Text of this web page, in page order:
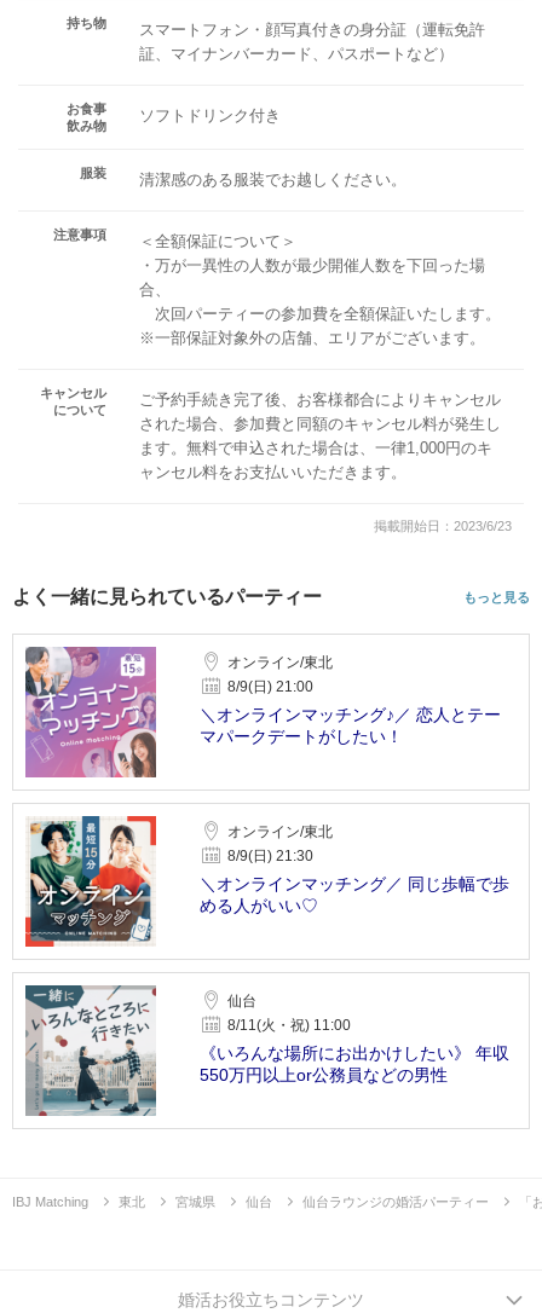
持ち物
スマートフォン・顔写真付きの身分証（運転免許
証、マイナンバーカード、パスポートなど）
お食事
飲み物
ソフトドリンク付き
服装 清潔感のある服装でお越しください。
注意事項
＜全額保証について＞
・万が一異性の人数が最少開催人数を下回った場
合、
次回パーティーの参加費を全額保証いたします。
※一部保証対象外の店舗、エリアがございます。
キャンセル
について
ご予約手続き完了後、お客様都合によりキャンセル
された場合、参加費と同額のキャンセル料が発生し
ます。無料で申込された場合は、一律1,000円のキ
ャンセル料をお支払いいただきます。
掲載開始日：2023/6/23
よく一緒に見られているパーティー もっと見る
オンライン/東北
8/9(日) 21:00
＼オンラインマッチング♪／ 恋人とテー
マパークデートがしたい！
オンライン/東北
8/9(日) 21:30
＼オンラインマッチング／ 同じ歩幅で歩
める人がいい♡
仙台
8/11(火・祝) 11:00
《いろんな場所にお出かけしたい》 年収
550万円以上or公務員などの男性
IBJ Matching 東北 宮城県 仙台 仙台ラウンジの婚活パーティー 「
婚活お役立ちコンテンツ